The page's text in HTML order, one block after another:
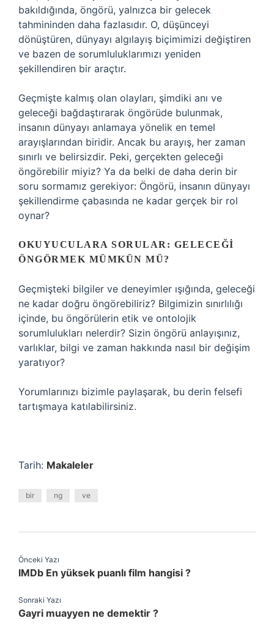
bakıldığında, öngörü, yalnızca bir gelecek
tahmininden daha fazlasıdır. O, düşünceyi
dönüştüren, dünyayı algılayış biçimimizi değiştiren
ve bazen de sorumluluklarımızı yeniden
şekillendiren bir araçtır.
Geçmişte kalmış olan olayları, şimdiki anı ve
geleceği bağdaştırarak öngörüde bulunmak,
insanın dünyayı anlamaya yönelik en temel
arayışlarından biridir. Ancak bu arayış, her zaman
sınırlı ve belirsizdir. Peki, gerçekten geleceği
öngörebilir miyiz? Ya da belki de daha derin bir
soru sormamız gerekiyor: Öngörü, insanın dünyayı
şekillendirme çabasında ne kadar gerçek bir rol
oynar?
OKUYUCULARA SORULAR: GELECEĞI
ÖNGÖRMEK MÜMKÜN MÜ?
Geçmişteki bilgiler ve deneyimler ışığında, geleceği
ne kadar doğru öngörebiliriz? Bilgimizin sınırlılığı
içinde, bu öngörülerin etik ve ontolojik
sorumlulukları nelerdir? Sizin öngörü anlayışınız,
varlıklar, bilgi ve zaman hakkında nasıl bir değişim
yaratıyor?
Yorumlarınızı bizimle paylaşarak, bu derin felsefi
tartışmaya katılabilirsiniz.
Tarih: Makaleler
bir ng ve
Önceki Yazı
IMDb En yüksek puanlı film hangisi ?
Sonraki Yazı
Gayri muayyen ne demektir ?